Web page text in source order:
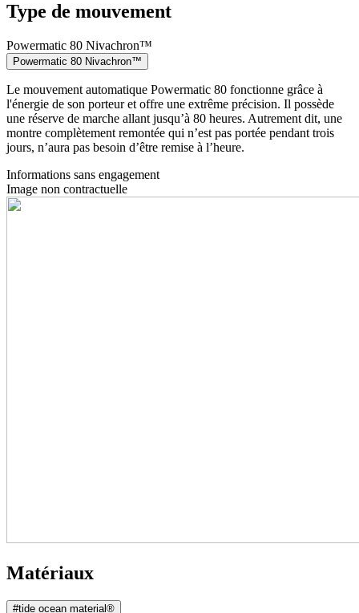
Type de mouvement
Powermatic 80 Nivachron™
Powermatic 80 Nivachron™
Le mouvement automatique Powermatic 80 fonctionne grâce à
l'énergie de son porteur et offre une extrême précision. Il possède
une réserve de marche allant jusqu’à 80 heures. Autrement dit, une
montre complètement remontée qui n’est pas portée pendant trois
jours, n’aura pas besoin d’être remise à l’heure.
Informations sans engagement
Image non contractuelle
Matériaux
#tide ocean material®